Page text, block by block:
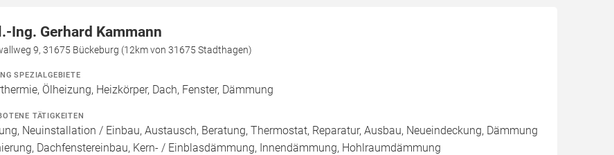
Ing. Gerhard Kammann
9, 31675 Bückeburg (12km von 31675 Stadthagen)
SPEZIALGEBIETE
Ölheizung, Heizkörper, Dach, Fenster, Dämmung
TÄTIGKEITEN
Neuinstallation / Einbau, Austausch, Beratung, Thermostat, Reparatur, Ausbau, Neueindeckung, Dämmung
Dachfenstereinbau, Kern- / Einblasdämmung, Innendämmung, Hohlraumdämmung